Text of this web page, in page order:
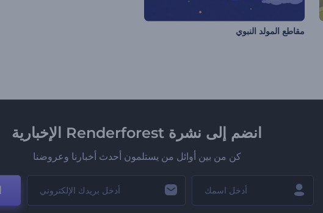
مقاطع المولد النبوي
انضم إلى نشرة Renderforest الإخبارية
كن من بين أوائل من يستلمون أحدث أخبارنا وعروضنا